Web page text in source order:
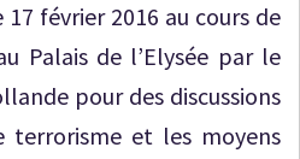
17 février 2016 au cours de
Palais de l’Elysée par le
pour des discussions
et les moyens